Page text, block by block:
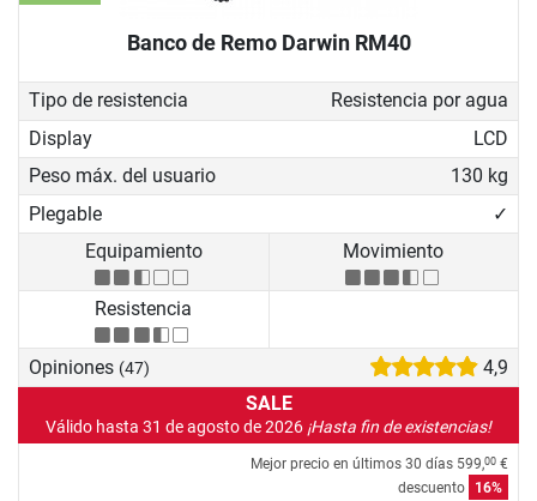
Banco de Remo Darwin RM40
Tipo de resistencia
Resistencia por agua
Display
LCD
Peso máx. del usuario
130 kg
Plegable
✓
Equipamiento
Movimiento
Resistencia
Opiniones (47)
4,9
SALE
Válido hasta 31 de agosto de 2026 ¡Hasta fin de existencias!
Mejor precio en últimos 30 días 599,00 €
descuento
16%